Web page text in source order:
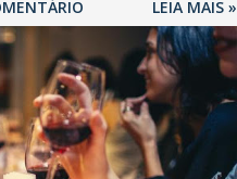
LEIA MAIS »